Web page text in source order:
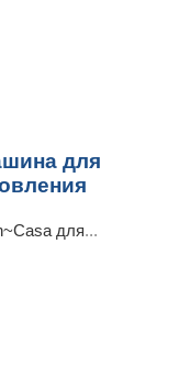
для
для...